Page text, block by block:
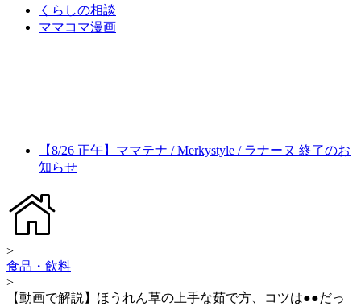
くらしの相談
ママコマ漫画
【8/26 正午】ママテナ / Merkystyle / ラナーヌ 終了のお
知らせ
>
食品・飲料
>
【動画で解説】ほうれん草の上手な茹で方、コツは●●だっ